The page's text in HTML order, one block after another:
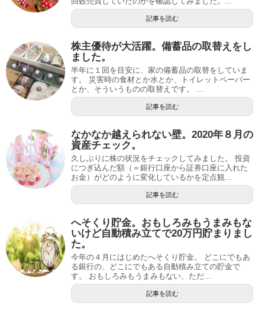
記事を読む
株主優待が大活躍。備蓄品の取替えをし
ました。
半年に１回を目安に、家の備蓄品の取替をしていま
す。 災害時の食材とか水とか、トイレットペーパー
とか、そういうものの取替えです。 ...
記事を読む
なかなか越えられない壁。2020年８月の
資産チェック。
久しぶりに株の状況をチェックしてみました。 投資
につぎ込んだ額（＝銀行口座から証券口座に入れた
お金）がどのように変化しているかを定点観...
記事を読む
へそくり貯金。おもしろみもうまみもな
いけど自動積み立てで20万円貯まりまし
た。
今年の４月にはじめたへそくり貯金。 どこにでもあ
る銀行の、どこにでもある自動積み立ての貯金で
す。 おもしろみもうまみもない、ただ...
記事を読む